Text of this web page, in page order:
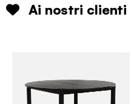
Ai nostri clienti